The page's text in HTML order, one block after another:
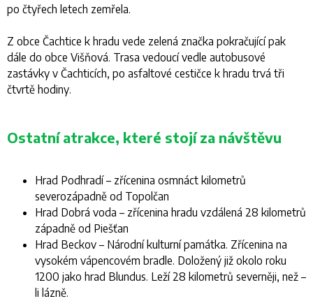
po čtyřech letech zemřela.
Z obce Čachtice k hradu vede zelená značka pokračující pak
dále do obce Višňová. Trasa vedoucí vedle autobusové
zastávky v Čachticích, po asfaltové cestičce k hradu trvá tři
čtvrtě hodiny.
Ostatní atrakce, které stojí za návštěvu
Hrad Podhradí – zřícenina osmnáct kilometrů
severozápadně od Topolčan
Hrad Dobrá voda – zřícenina hradu vzdálená 28 kilometrů
západně od Piešťan
Hrad Beckov – Národní kulturní památka. Zřícenina na
vysokém vápencovém bradle. Doložený již okolo roku
1200 jako hrad Blundus. Leží 28 kilometrů severněji, než –
li lázně.